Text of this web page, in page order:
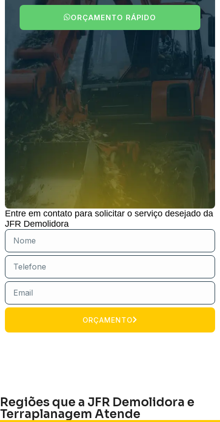
ORÇAMENTO RÁPIDO
Entre em contato para solicitar o serviço desejado da
JFR Demolidora
ORÇAMENTO
Regiões que a JFR Demolidora e
Terraplanagem Atende